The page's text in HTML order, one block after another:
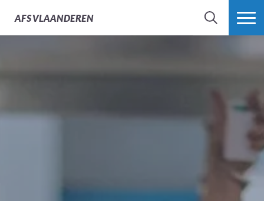
AFSVLAANDEREN
ZOEK MEER